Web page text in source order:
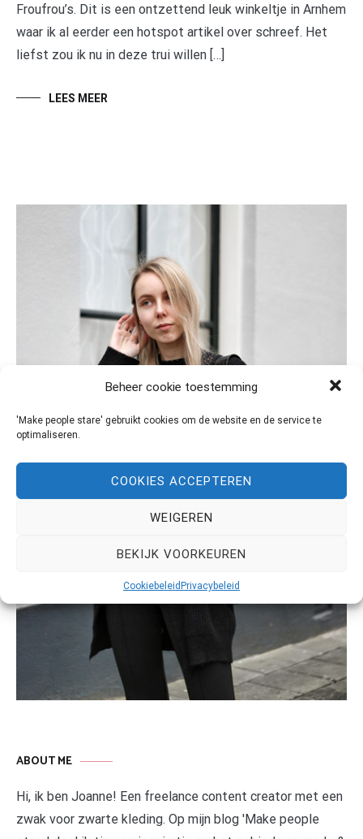
Beheer cookie toestemming
'Make people stare' gebruikt cookies om de website en de service te
optimaliseren.
COOKIES ACCEPTEREN
WEIGEREN
BEKIJK VOORKEUREN
Cookiebeleid Privacybeleid
Froufrou’s. Dit is een ontzettend leuk winkeltje in Arnhem
waar ik al eerder een hotspot artikel over schreef. Het
liefst zou ik nu in deze trui willen […]
LEES MEER
ABOUT ME
Hi, ik ben Joanne! Een freelance content creator met een
zwak voor zwarte kleding. Op mijn blog 'Make people